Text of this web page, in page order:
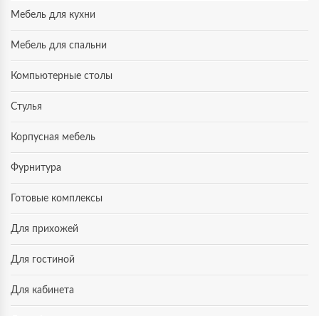
Мебель для кухни
Мебель для спальни
Компьютерные столы
Стулья
Корпусная мебель
Фурнитура
Готовые комплексы
Для прихожей
Для гостиной
Для кабинета